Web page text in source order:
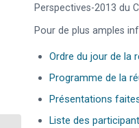
Perspectives-2013 du
Pour de plus amples
Ordre du jour de la
Programme de la
Présentations
Liste des